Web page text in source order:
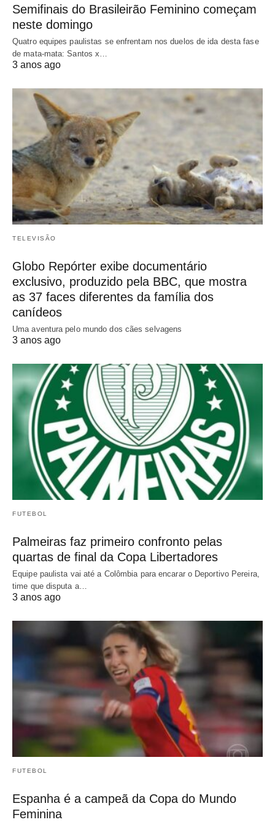
Semifinais do Brasileirão Feminino começam
neste domingo
Quatro equipes paulistas se enfrentam nos duelos de ida desta fase
de mata-mata: Santos x…
3 anos ago
TELEVISÃO
Globo Repórter exibe documentário
exclusivo, produzido pela BBC, que mostra
as 37 faces diferentes da família dos
canídeos
Uma aventura pelo mundo dos cães selvagens
3 anos ago
FUTEBOL
Palmeiras faz primeiro confronto pelas
quartas de final da Copa Libertadores
Equipe paulista vai até a Colômbia para encarar o Deportivo Pereira,
time que disputa a…
3 anos ago
FUTEBOL
Espanha é a campeã da Copa do Mundo
Feminina